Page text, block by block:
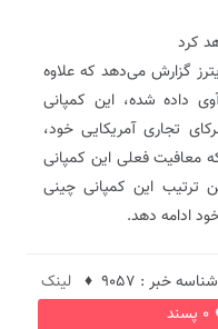
کرد
گزارش می‌دهد که علاوه
هوآوی داده شده، این کمپانی
تجاری آمریکایی خود،
معافیت فعلی این کمپانی
ترتیب این کمپانی چینی
0 پسند
شناسه خبر : 9057 ♦
لینک